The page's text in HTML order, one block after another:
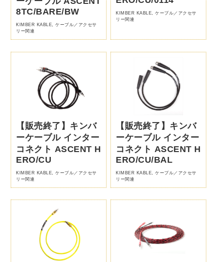
8TC/BARE/BW
KIMBER KABLE,ケーブル／アクセサ
リー関連
KIMBER KABLE,ケーブル／アクセサ
リー関連
【販売終了】キンバ
ーケーブル インター
コネクト ASCENT H
ERO/CU
KIMBER KABLE ,ケーブル／アクセサ
リー関連
【販売終了】キンバ
ーケーブル インター
コネクト ASCENT H
ERO/CU/BAL
KIMBER KABLE ,ケーブル／アクセサ
リー関連